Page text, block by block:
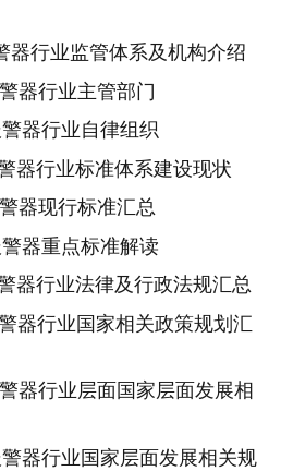
器行业监管体系及机构介绍
器行业主管部门
器行业自律组织
器行业标准体系建设现状
器现行标准汇总
器重点标准解读
器行业法律及行政法规汇总
器行业国家相关政策规划汇
器行业层面国家层面发展相
警器行业国家层面发展相关规